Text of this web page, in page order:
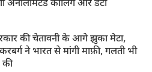
अनलिमिटेड कॉलिंग और डेटा
की चेतावनी के आगे झुका मेटा,
ने भारत से मांगी माफ़ी, गलती भी
की